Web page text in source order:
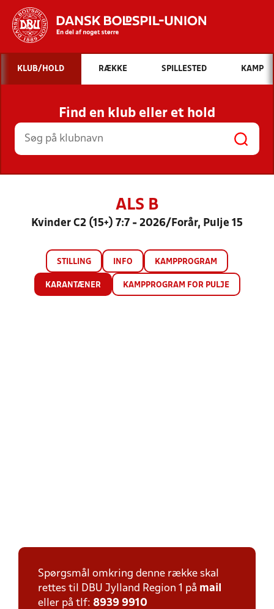
Hvad vil du søge efter?
INDHOLD OG NYHEDER
STILLINGER, RESULTATER, KLUBBER OG
HOLD
KLUB/HOLD RÆKKE SPILLESTED KAMP
Find en klub eller et hold
ALS B
Kvinder C2 (15+) 7:7 - 2026/Forår, Pulje 15
STILLING INFO KAMPPROGRAM
KARANTÆNER KAMPPROGRAM FOR PULJE
Spørgsmål omkring denne række skal
rettes til DBU Jylland Region 1 på mail
eller på tlf: 8939 9910